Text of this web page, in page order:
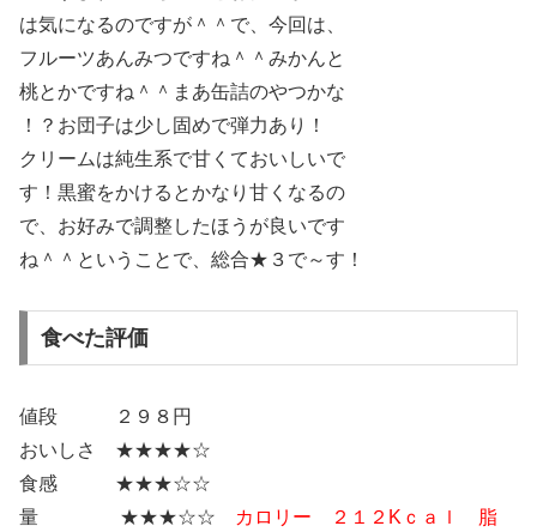
は気になるのですが＾＾で、今回は、
フルーツあんみつですね＾＾みかんと
桃とかですね＾＾まあ缶詰のやつかな
！？お団子は少し固めで弾力あり！
クリームは純生系で甘くておいしいで
す！黒蜜をかけるとかなり甘くなるの
で、お好みで調整したほうが良いです
ね＾＾ということで、総合★３で～す！
食べた評価
値段 ２９８円
おいしさ ★★★★☆
食感 ★★★☆☆
量 ★★★☆☆
カロリー ２１２Kｃａｌ 脂